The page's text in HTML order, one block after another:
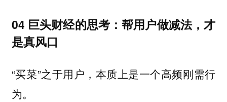
04 巨头财经的思考：帮用户做减法，才
是真风口
“买菜”之于用户，本质上是一个高频刚需行
为。